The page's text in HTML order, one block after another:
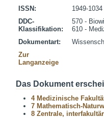
ISSN:
1949-1034
DDC-
Klassifikation:
570 -
610 -
Dokumentart:
Zur
Langanzeige
Das Dokument
4 Medizinische
7 Mathematisch-
8 Zentrale,